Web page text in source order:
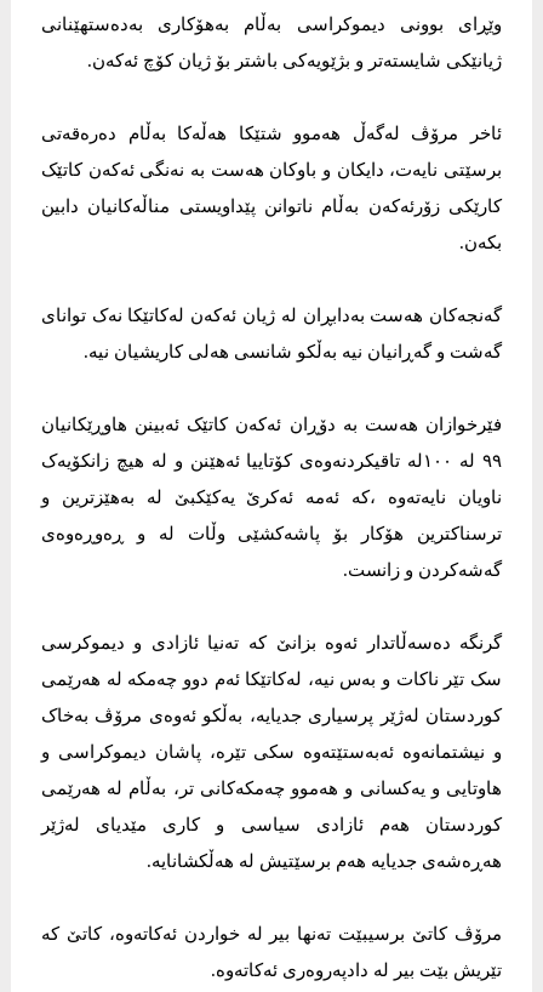
وێڕای بوونی دیموکراسی بەڵام بەهۆکاری بەدەستهێنانی
ژیانێکی شایستەتر و بژێویەکی باشتر بۆ ژیان کۆچ ئەکەن.
ئاخر مرۆڤ لەگەڵ هەموو شتێکا هەڵەکا بەڵام دەرەقەتی
برسێتی نایەت، دایکان و باوکان هەست بە نەنگی ئەکەن کاتێک
کارێکی زۆرئەکەن بەڵام ناتوانن پێداویستی مناڵەکانیان دابین
بکەن.
گەنجەکان هەست بەدابڕان لە ژیان ئەکەن لەکاتێکا نەک توانای
گەشت و گەڕانیان نیە بەڵکو شانسی هەلی کاریشیان نیە.
فێرخوازان هەست بە دۆڕان ئەکەن کاتێک ئەبینن هاوڕێکانیان
٩٩ لە ١٠٠لە تاقیکردنەوەی کۆتاییا ئەهێنن و لە هیچ زانکۆیەک
ناویان نایەتەوە ،کە ئەمە ئەکرێ یەکێکبێ لە بەهێزترین و
ترسناکترین هۆکار بۆ پاشەکشێی وڵات لە و ڕەوڕەوەی
گەشەکردن و زانست.
گرنگە دەسەڵاتدار ئەوە بزانێ کە تەنیا ئازادی و دیموکرسی
سک تێر ناکات و بەس نیە، لەکاتێکا ئەم دوو چەمکە لە هەرێمی
کوردستان لەژێر پرسیاری جدیایە، بەڵکو ئەوەی مرۆڤ بەخاک
و نیشتمانەوە ئەبەستێتەوە سکی تێرە، پاشان دیموکراسی و
هاوتایی و یەکسانی و هەموو چەمکەکانی تر، بەڵام لە هەرێمی
کوردستان هەم ئازادی سیاسی و کاری مێدیای لەژێر
هەڕەشەی جدیایە هەم برسێتیش لە هەڵکشانایە.
مرۆڤ کاتێ برسیبێت تەنها بیر لە خواردن ئەکاتەوە، کاتێ کە
تێریش بێت بیر لە دادپەروەری ئەکاتەوە.